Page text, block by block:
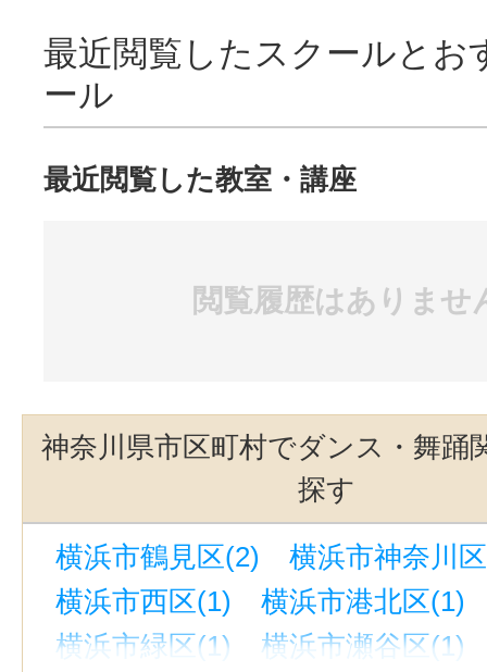
最近閲覧したスクールとお
ール
最近閲覧した教室・講座
閲覧履歴はありませ
神奈川県市区町村でダンス・舞踊
探す
横浜市鶴見区(2)
横浜市神奈川
横浜市西区(1)
横浜市港北区(1)
横浜市緑区(1)
横浜市瀬谷区(1)